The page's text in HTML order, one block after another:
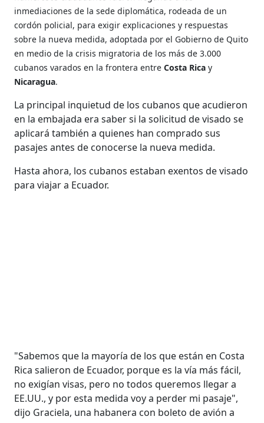
inmediaciones de la sede diplomática, rodeada de un
cordón policial, para exigir explicaciones y respuestas
sobre la nueva medida, adoptada por el Gobierno de Quito
en medio de la crisis migratoria de los más de 3.000
cubanos varados en la frontera entreCosta Ricay
Nicaragua.
La principal inquietud de los cubanos que acudieron
en la embajada era saber si la solicitud de visado se
aplicará también a quienes han comprado sus
pasajes antes de conocerse la nueva medida.
Hasta ahora, los cubanos estaban exentos de visado
para viajar a Ecuador.
"Sabemos que la mayoría de los que están en Costa
Rica salieron de Ecuador, porque es la vía más fácil,
no exigían visas, pero no todos queremos llegar a
EE.UU., y por esta medida voy a perder mi pasaje",
dijo Graciela, una habanera con boleto de avión a